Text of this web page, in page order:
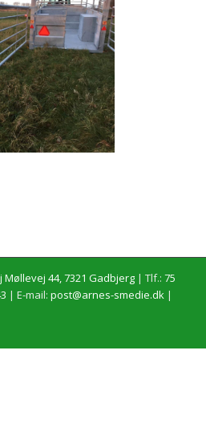
Møllevej 44, 7321 Gadbjerg| Tlf.: 75
| E-mail: post@arnes-smedie.dk|